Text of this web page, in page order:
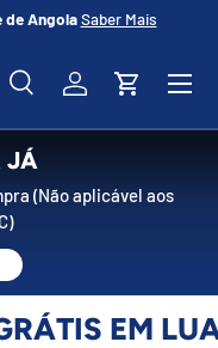
de Angola Saber Mais
PesquisarIniciar sessão
Carrinho
JÁ
(Não aplicável aos
EM